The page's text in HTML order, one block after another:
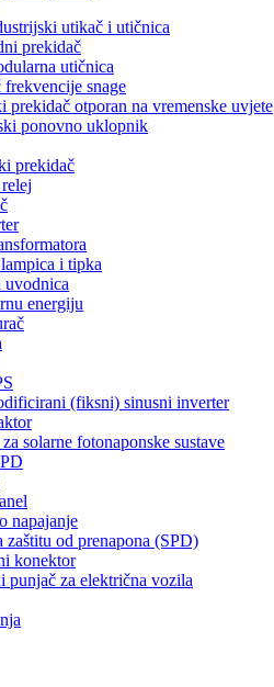
utikač i utičnica
prekidač
utičnica
frekvencije snage
prekidač otporan na vremenske uvjete
ponovno uklopnik
prekidač
i tipka
uvodnica
energiju
(fiksni) sinusni inverter
solarne fotonaponske sustave
napajanje
zaštitu od prenapona (SPD)
konektor
punjač za električna vozila